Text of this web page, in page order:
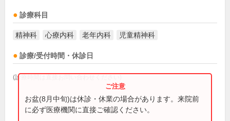
診療科目
精神科 心療内科 老年内科 児童精神科
診療/受付時間・休診日
(診療時間は直接お問い合わせください)
お盆(8月中旬)は休診・休業の場合があります。来院前
に必ず医療機関に直接ご確認ください。